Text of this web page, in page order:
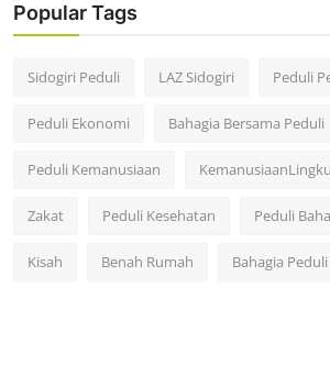
Popular Tags
Sidogiri Peduli LAZ Sidogiri Peduli
Peduli Ekonomi Bahagia Bersama Peduli
Peduli Kemanusiaan
Zakat Peduli Kesehatan Peduli
Kisah Benah Rumah Bahagia